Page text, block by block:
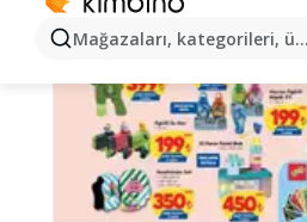
Mağazaları, kategorileri,